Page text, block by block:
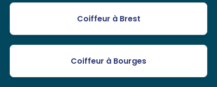
Coiffeur à Brest
Coiffeur à Bourges